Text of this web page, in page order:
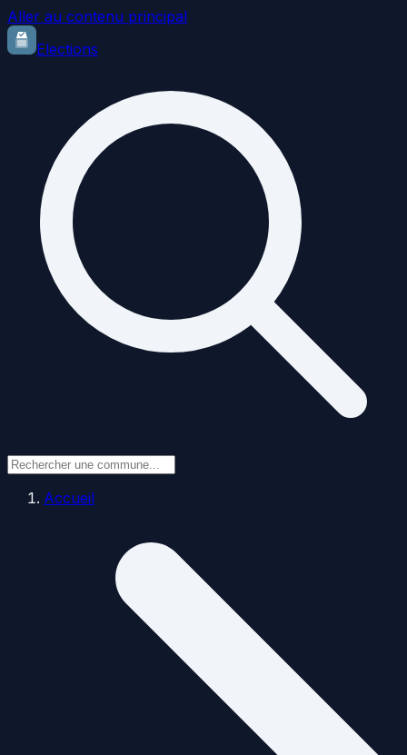
Aller au contenu principal
Elections
Accueil